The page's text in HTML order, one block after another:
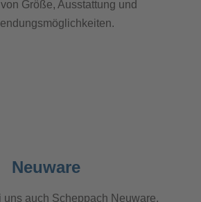
Größe, Ausstattung und
Neuware
uns auch Scheppach Neuware.